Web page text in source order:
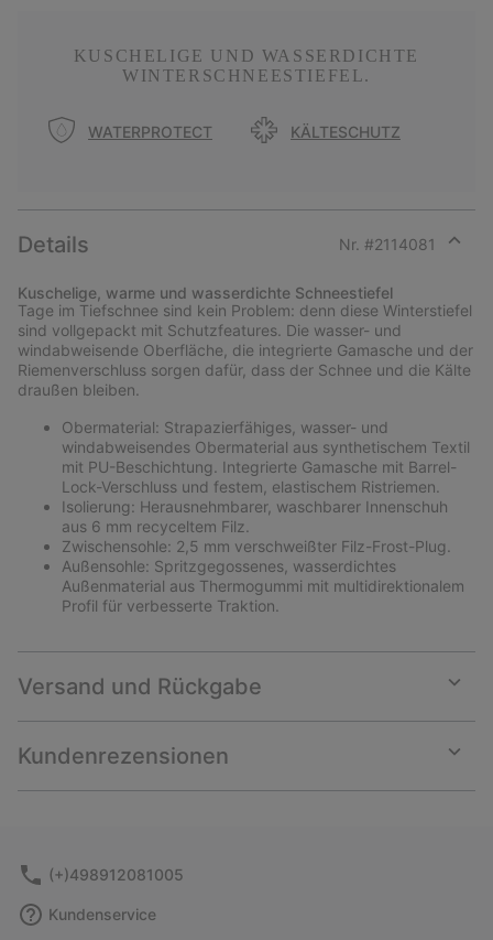
KUSCHELIGE UND WASSERDICHTE
WINTERSCHNEESTIEFEL.
WATERPROTECT KÄLTESCHUTZ
Details Nr. #2114081
section
Kuschelige, warme und wasserdichte Schneestiefel
Tage im Tiefschnee sind kein Problem: denn diese Winterstiefel
sind vollgepackt mit Schutzfeatures. Die wasser- und
windabweisende Oberfläche, die integrierte Gamasche und der
Riemenverschluss sorgen dafür, dass der Schnee und die Kälte
draußen bleiben.
Obermaterial: Strapazierfähiges, wasser- und
windabweisendes Obermaterial aus synthetischem Textil
mit PU-Beschichtung. Integrierte Gamasche mit Barrel-
Lock-Verschluss und festem, elastischem Ristriemen.
Isolierung: Herausnehmbarer, waschbarer Innenschuh
aus 6 mm recyceltem Filz.
Zwischensohle: 2,5 mm verschweißter Filz-Frost-Plug.
Außensohle: Spritzgegossenes, wasserdichtes
Außenmaterial aus Thermogummi mit multidirektionalem
Profil für verbesserte Traktion.
Versand und Rückgabe
or
Kundenrezensionen
or
(+)498912081005
Kundenservice